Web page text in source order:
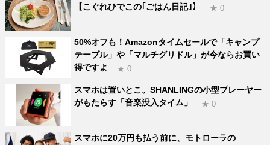
【こぐれひでこの｢ごはん日記｣】
★ 0
50%オフも！Amazonタイムセールで「キャンプ
テーブル」や「マルチグリドル」が今ならお買い
得ですよ
★ 0
スマホは置いとこ。SHANLINGの小型プレーヤー
がもたらす「音楽没入タイム」
★ 0
スマホに20万円も払う前に、モトローラの